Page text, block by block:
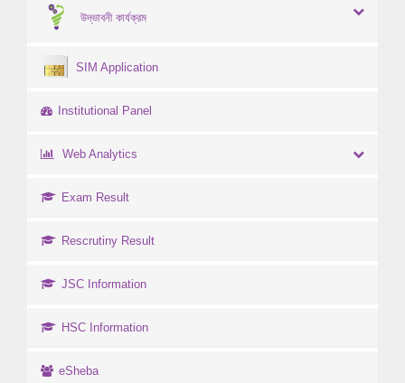
উদ্ভাবনী কার্যক্রম
SIM Application
Institutional Panel
Web Analytics
Exam Result
Rescrutiny Result
JSC Information
HSC Information
eSheba